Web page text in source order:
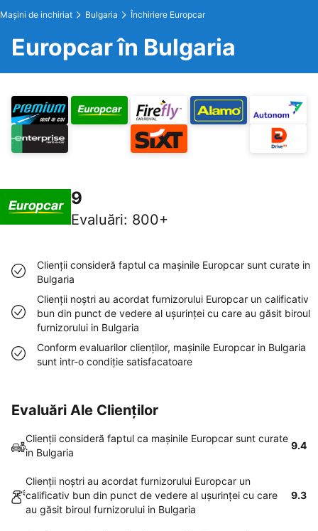
Maşini de inchiriat Bulgaria Închiriere Europcar
Europcar în Bulgaria
9
Evaluări: 800+
Clienţii consideră faptul ca maşinile Europcar sunt curate in
Bulgaria
Clienţii noştri au acordat furnizorului Europcar un calificativ
bun din punct de vedere al uşurinţei cu care au găsit biroul
furnizorului in Bulgaria
Conform evaluarilor clienţilor, maşinile Europcar in Bulgaria
sunt intr-o condiţie satisfacatoare
Evaluări Ale Clienților
Clienţii consideră faptul ca maşinile Europcar sunt curate
in Bulgaria
9.4
Clienţii noştri au acordat furnizorului Europcar un
calificativ bun din punct de vedere al uşurinţei cu care
au găsit biroul furnizorului in Bulgaria
9.3